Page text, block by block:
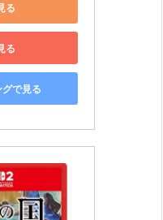
る
る
で見る